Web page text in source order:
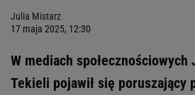
Julia Mistarz
17 maja 2025, 12:30
W mediach
Tekieli pojawił się poruszający